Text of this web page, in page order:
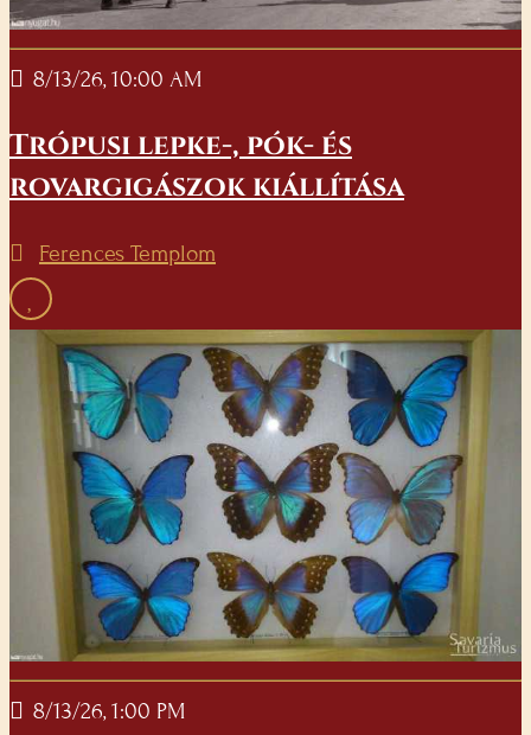
8/13/26, 10:00 AM
Trópusi lepke-, pók- és
rovargigászok kiállítása
Ferences Templom
8/13/26, 1:00 PM